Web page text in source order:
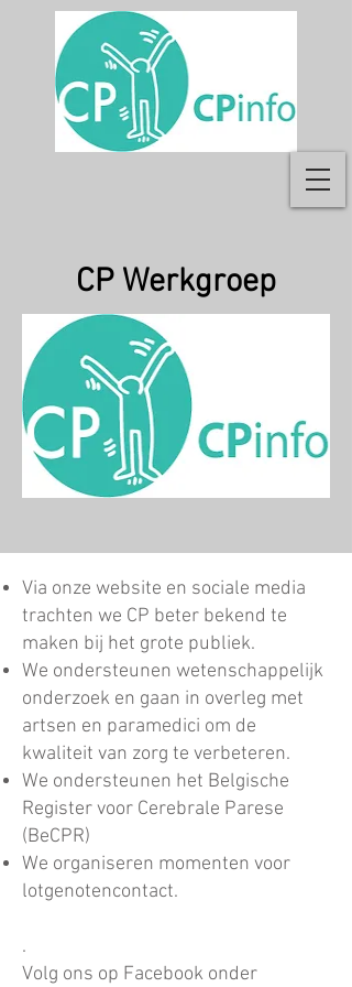
CP Werkgroep
Via onze website en sociale media
trachten we CP beter bekend te
maken bij het grote publiek.
We ondersteunen wetenschappelijk
onderzoek en gaan in overleg met
artsen en paramedici om de
kwaliteit van zorg te verbeteren.
We ondersteunen het Belgische
Register voor Cerebrale Parese
(BeCPR)
We organiseren momenten voor
lotgenotencontact.
.
Volg ons op Facebook onder